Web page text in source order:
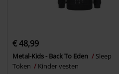
€ 48,99
Metal-Kids - Back To Eden
Sleep
Token
Kinder vesten